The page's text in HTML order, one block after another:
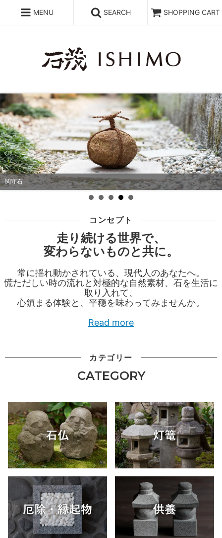
MENU SEARCH SHOPPING CART
関守石
コンセプト
走り続ける世界で、
変わらないものと共に。
常に揺れ動かされている、現代人のあなたへ。
慌ただしい時の流れと対極的な自然素材、石を生活に
取り入れて、
心鎮まる体験と、平穏を味わってみませんか。
Read more
カテゴリー
CATEGORY